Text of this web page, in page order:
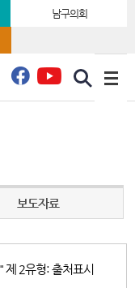
남구의회
보도자료
제 2유형: 출처표시